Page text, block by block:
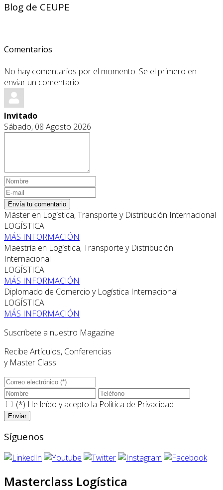
Blog de CEUPE
Comentarios
No hay comentarios por el momento. Se el primero en
enviar un comentario.
Invitado
Sábado, 08 Agosto 2026
Envía tu comentario
Máster en Logística, Transporte y Distribución Internacional
LOGÍSTICA
MÁS INFORMACIÓN
Maestría en Logística, Transporte y Distribución
Internacional
LOGÍSTICA
MÁS INFORMACIÓN
Diplomado de Comercio y Logística Internacional
LOGÍSTICA
MÁS INFORMACIÓN
Suscríbete a nuestro Magazine
Recibe Artículos, Conferencias
y Master Class
(*) He leído y acepto la Politica de Privacidad
Síguenos
Masterclass Logística